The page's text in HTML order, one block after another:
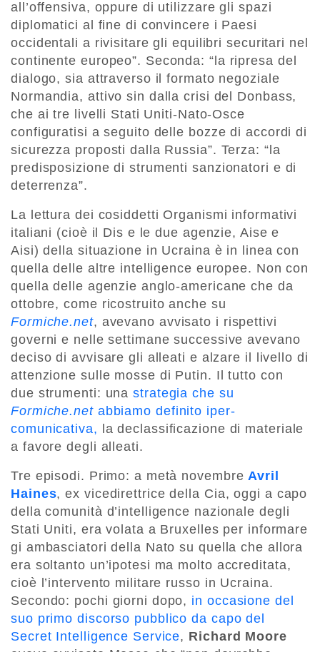
all’offensiva, oppure di utilizzare gli spazi
diplomatici al fine di convincere i Paesi
occidentali a rivisitare gli equilibri securitari nel
continente europeo”. Seconda: “la ripresa del
dialogo, sia attraverso il formato negoziale
Normandia, attivo sin dalla crisi del Donbass,
che ai tre livelli Stati Uniti-Nato-Osce
configuratisi a seguito delle bozze di accordi di
sicurezza proposti dalla Russia”. Terza: “la
predisposizione di strumenti sanzionatori e di
deterrenza”.
La lettura dei cosiddetti Organismi informativi
italiani (cioè il Dis e le due agenzie, Aise e
Aisi) della situazione in Ucraina è in linea con
quella delle altre intelligence europee. Non con
quella delle agenzie anglo-americane che da
ottobre, come ricostruito anche su
Formiche.net, avevano avvisato i rispettivi
governi e nelle settimane successive avevano
deciso di avvisare gli alleati e alzare il livello di
attenzione sulle mosse di Putin. Il tutto con
due strumenti: unastrategia che su
Formiche.netabbiamo definito iper-
comunicativa, la declassificazione di materiale
a favore degli alleati.
Tre episodi. Primo: a metà novembreAvril
Haines, ex vicedirettrice della Cia, oggi a capo
della comunità d’intelligence nazionale degli
Stati Uniti, era volata a Bruxelles per informare
gi ambasciatori della Nato su quella che allora
era soltanto un’ipotesi ma molto accreditata,
cioè l’intervento militare russo in Ucraina.
Secondo: pochi giorni dopo, in occasione del
suo primo discorso pubblico da capo del
Secret Intelligence Service, Richard Moore